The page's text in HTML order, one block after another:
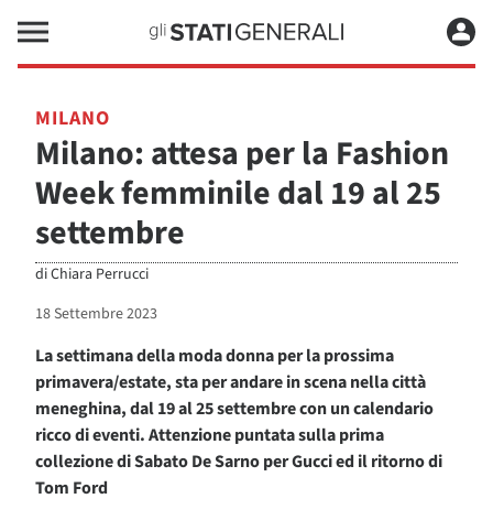
MILANO
Milano: attesa per la Fashion
Week femminile dal 19 al 25
settembre
diChiara Perrucci
18 Settembre 2023
La settimana della moda donna per la prossima
primavera/estate, sta per andare in scena nella città
meneghina, dal 19 al 25 settembre con un calendario
ricco di eventi. Attenzione puntata sulla prima
collezione di Sabato De Sarno per Gucci ed il ritorno di
Tom Ford